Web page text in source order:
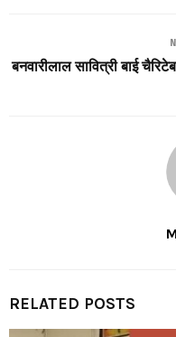
बनवारीलाल सावित्री बाई
RELATED POSTS